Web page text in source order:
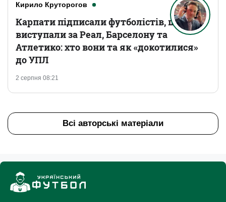
Кирило Круторогов
2 серпня 08:21
Карпати підписали футболістів, що
виступали за Реал, Барселону та
Атлетико: хто вони та як «докотилися»
до УПЛ
Всі авторські матеріали